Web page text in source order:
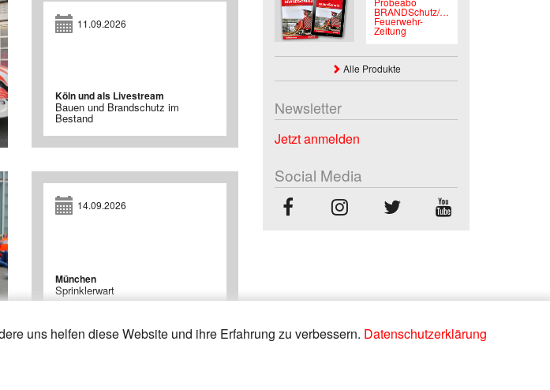
uns helfen diese Website und ihre Erfahrung zu verbessern. Datenschutzerklärung
11.09.2026
Köln und als Livestream
Bauen und Brandschutz im
Bestand
14.09.2026
München
Sprinklerwart
BRANDSchutz/Deutsche
Feuerwehr-
Zeitung
Alle Produkte
Newsletter
Jetzt anmelden
Social Media